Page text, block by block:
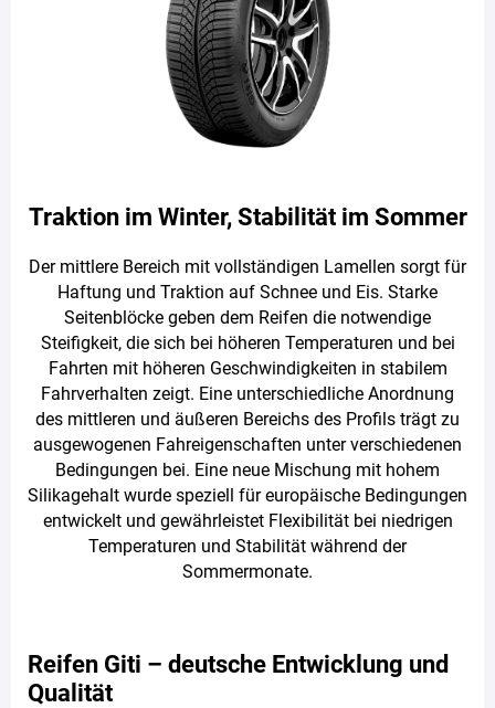
Traktion im Winter, Stabilität im Sommer
Der mittlere Bereich mit vollständigen Lamellen sorgt für
Haftung und Traktion auf Schnee und Eis. Starke
Seitenblöcke geben dem Reifen die notwendige
Steifigkeit, die sich bei höheren Temperaturen und bei
Fahrten mit höheren Geschwindigkeiten in stabilem
Fahrverhalten zeigt. Eine unterschiedliche Anordnung
des mittleren und äußeren Bereichs des Profils trägt zu
ausgewogenen Fahreigenschaften unter verschiedenen
Bedingungen bei. Eine neue Mischung mit hohem
Silikagehalt wurde speziell für europäische Bedingungen
entwickelt und gewährleistet Flexibilität bei niedrigen
Temperaturen und Stabilität während der
Sommermonate.
Reifen Giti – deutsche Entwicklung und
Qualität